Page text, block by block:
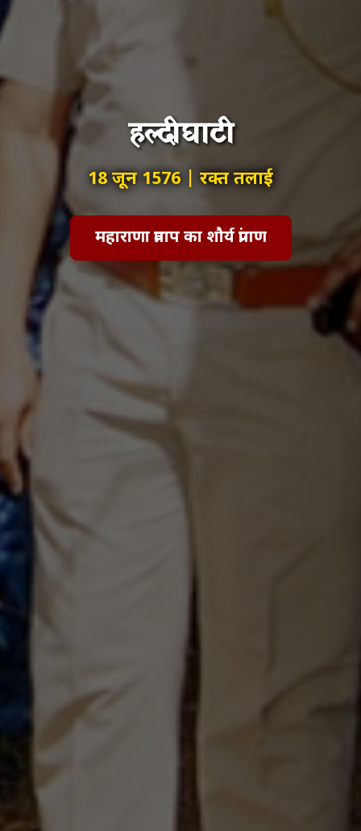
हल्दीघाटी
18 जून 1576 | रक्त तलाई
महाराणा प्रताप का शौर्य प्रांगण